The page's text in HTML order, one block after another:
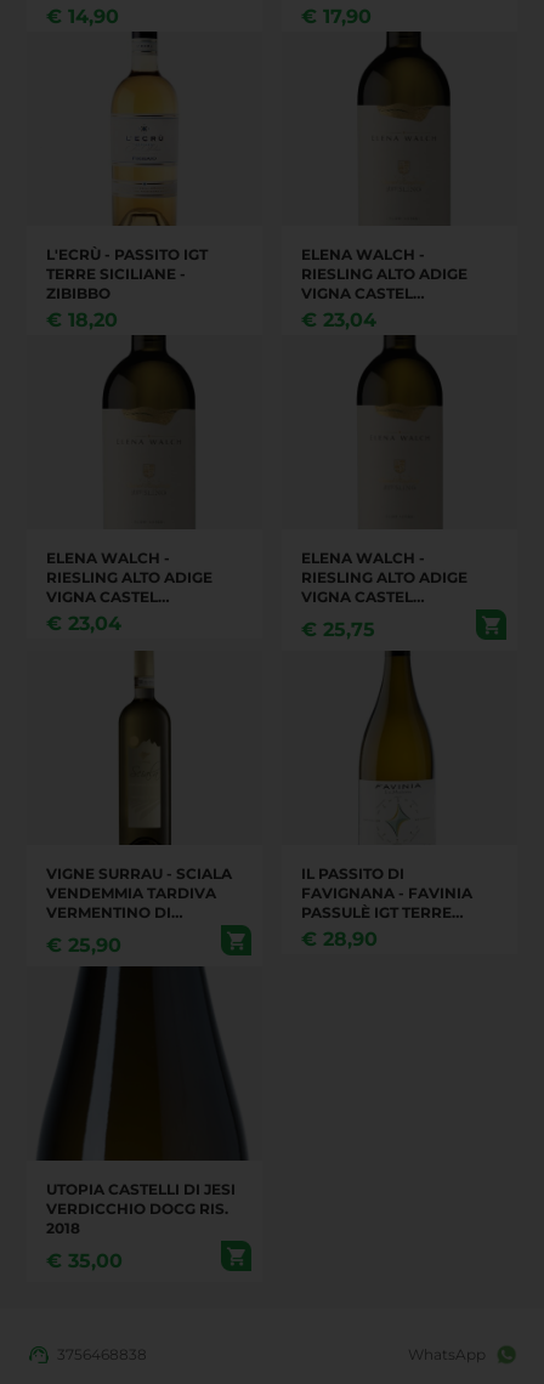
€ 14,90 € 17,90
L'ECRÙ - PASSITO IGT
TERRE SICILIANE -
ZIBIBBO
€ 18,20
ELENA WALCH -
RIESLING ALTO ADIGE
VIGNA CASTEL
RINGBERG DOC
€ 23,04
ELENA WALCH -
RIESLING ALTO ADIGE
VIGNA CASTEL
RINGBERG DOC 2019
€ 23,04
ELENA WALCH -
RIESLING ALTO ADIGE
VIGNA CASTEL
€ 25,75
VIGNE SURRAU - SCIALA
VENDEMMIA TARDIVA
VERMENTINO DI
€ 25,90
IL PASSITO DI
FAVIGNANA - FAVINIA
PASSULÈ IGT TERRE
SICILIANE - ZIBIBBO
€ 28,90
UTOPIA CASTELLI DI JESI
VERDICCHIO DOCG RIS.
2018
€ 35,00
3756468838 WhatsApp